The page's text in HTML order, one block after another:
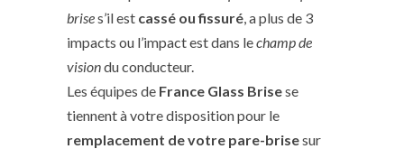
brises’il est cassé ou fissuré , a plus de 3
impacts ou l’impact est dans lechamp de
visiondu conducteur.
Les équipes de France Glass Brisese
tiennent à votre disposition pour le
remplacement de votre pare-brisesur